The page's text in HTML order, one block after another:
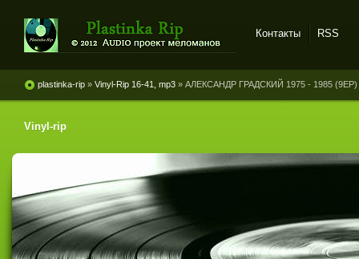
винила и магнитоальбомов
Контакты RSS
plastinka-rip » Vinyl-Rip 16-41, mp3 » АЛЕКСАНДР ГРАДСКИЙ 1975 - 1985
Vinyl-rip